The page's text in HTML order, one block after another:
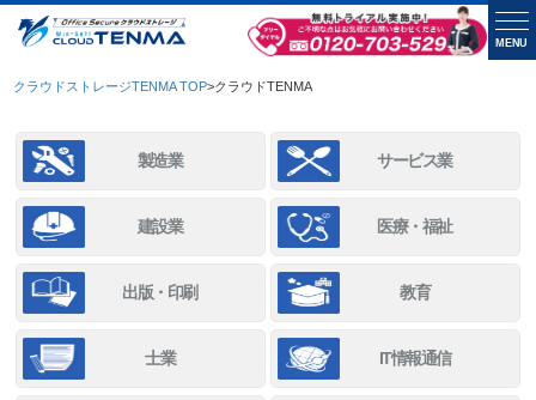
クラウドストレージTENMA TOP>クラウドTENMA
製造業 サービス業
建設業 医療・福祉
出版・印刷 教育
士業 IT情報通信
MENU